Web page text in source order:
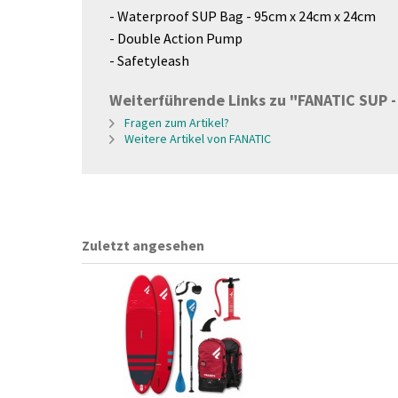
- Waterproof SUP Bag - 95cm x 24cm x 24cm
- Double Action Pump
- Safetyleash
Weiterführende Links zu "FANATIC SUP
Fragen zum Artikel?
Weitere Artikel von FANATIC
Zuletzt angesehen